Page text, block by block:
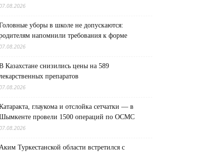
уборы в школе не допускаются:
напомнили требования к форме
Казахстане снизились цены на 589
препаратов
глаукома и отслойка сетчатки — в
провели 1500 операций по ОСМС
Туркестанской области встретился с